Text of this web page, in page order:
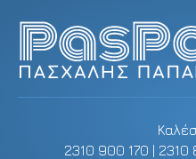
2310 900 170 | 2310